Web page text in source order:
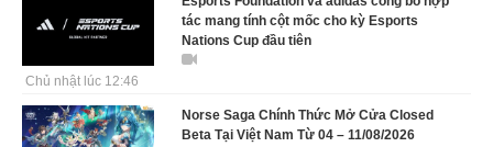
tác mang tính cột mốc cho kỳ Esports
Nations Cup đầu tiên
Chủ nhật lúc 12:46
Norse Saga Chính Thức Mở Cửa Closed
Beta Tại Việt Nam Từ 04 – 11/08/2026